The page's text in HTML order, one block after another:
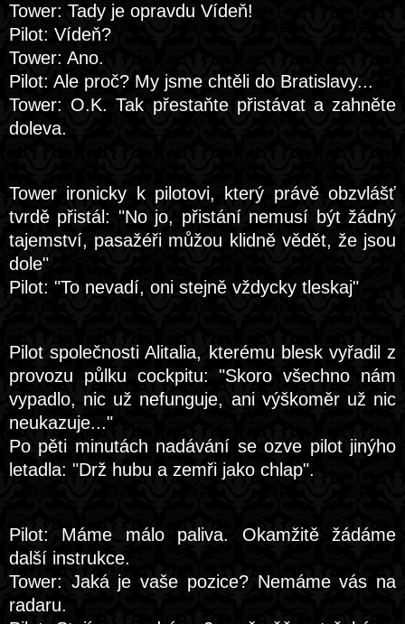
Tower: Tady je opravdu Vídeň!
Pilot: Vídeň?
Tower: Ano.
Pilot: Ale proč? My jsme chtěli do Bratislavy...
Tower: O.K. Tak přestaňte přistávat a zahněte
doleva.
Tower ironicky k pilotovi, který právě obzvlášť
tvrdě přistál: "No jo, přistání nemusí být žádný
tajemství, pasažéři můžou klidně vědět, že jsou
dole"
Pilot: "To nevadí, oni stejně vždycky tleskaj"
Pilot společnosti Alitalia, kterému blesk vyřadil z
provozu půlku cockpitu: "Skoro všechno nám
vypadlo, nic už nefunguje, ani výškoměr už nic
neukazuje..."
Po pěti minutách nadávání se ozve pilot jinýho
letadla: "Drž hubu a zemři jako chlap".
Pilot: Máme málo paliva. Okamžitě žádáme
další instrukce.
Tower: Jaká je vaše pozice? Nemáme vás na
radaru.